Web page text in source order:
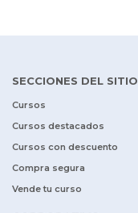
SECCIONES DEL SITIO
Cursos
Cursos destacados
Cursos con descuento
Compra segura
Vende tu curso